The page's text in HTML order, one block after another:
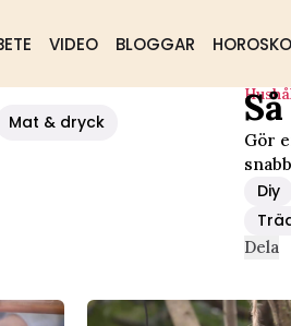
VIDEO BLOGGAR
Mat & dryck
Gör
Diy
Dela